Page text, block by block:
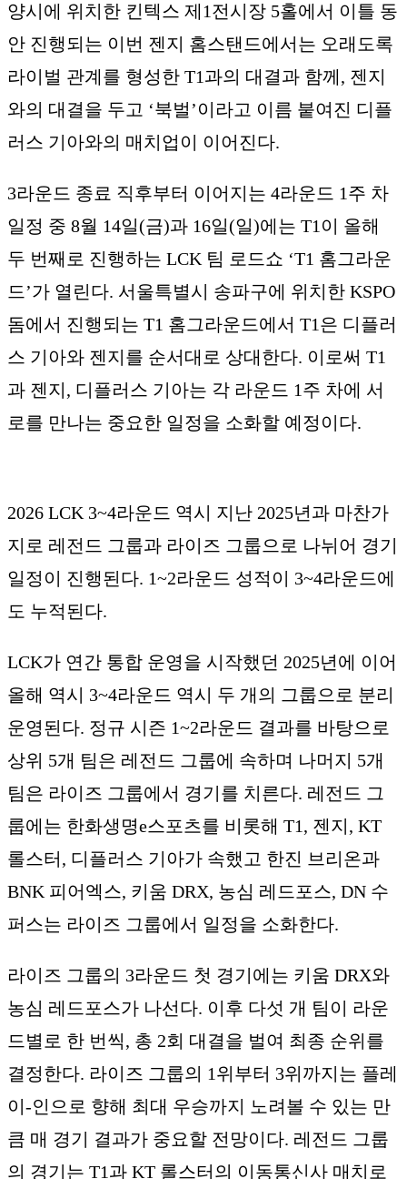
양시에 위치한 킨텍스 제1전시장 5홀에서 이틀 동
안 진행되는 이번 젠지 홈스탠드에서는 오래도록
라이벌 관계를 형성한 T1과의 대결과 함께, 젠지
와의 대결을 두고 ‘북벌’이라고 이름 붙여진 디플
러스 기아와의 매치업이 이어진다.
3라운드 종료 직후부터 이어지는 4라운드 1주 차
일정 중 8월 14일(금)과 16일(일)에는 T1이 올해
두 번째로 진행하는 LCK 팀 로드쇼 ‘T1 홈그라운
드’가 열린다. 서울특별시 송파구에 위치한 KSPO
돔에서 진행되는 T1 홈그라운드에서 T1은 디플러
스 기아와 젠지를 순서대로 상대한다. 이로써 T1
과 젠지, 디플러스 기아는 각 라운드 1주 차에 서
로를 만나는 중요한 일정을 소화할 예정이다.
2026 LCK 3~4라운드 역시 지난 2025년과 마찬가
지로 레전드 그룹과 라이즈 그룹으로 나뉘어 경기
일정이 진행된다. 1~2라운드 성적이 3~4라운드에
도 누적된다.
LCK가 연간 통합 운영을 시작했던 2025년에 이어
올해 역시 3~4라운드 역시 두 개의 그룹으로 분리
운영된다. 정규 시즌 1~2라운드 결과를 바탕으로
상위 5개 팀은 레전드 그룹에 속하며 나머지 5개
팀은 라이즈 그룹에서 경기를 치른다. 레전드 그
룹에는 한화생명e스포츠를 비롯해 T1, 젠지, KT
롤스터, 디플러스 기아가 속했고 한진 브리온과
BNK 피어엑스, 키움 DRX, 농심 레드포스, DN 수
퍼스는 라이즈 그룹에서 일정을 소화한다.
라이즈 그룹의 3라운드 첫 경기에는 키움 DRX와
농심 레드포스가 나선다. 이후 다섯 개 팀이 라운
드별로 한 번씩, 총 2회 대결을 벌여 최종 순위를
결정한다. 라이즈 그룹의 1위부터 3위까지는 플레
이-인으로 향해 최대 우승까지 노려볼 수 있는 만
큼 매 경기 결과가 중요할 전망이다. 레전드 그룹
의 경기는 T1과 KT 롤스터의 이동통신사 매치로